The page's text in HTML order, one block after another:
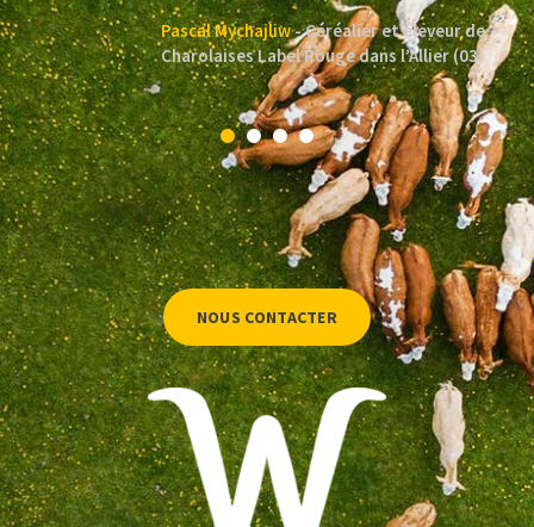
Pascal Mychajliw Céréalier et éleveur de
Charolaises Label Rouge dans l’Allier (03)
NOUS CONTACTER